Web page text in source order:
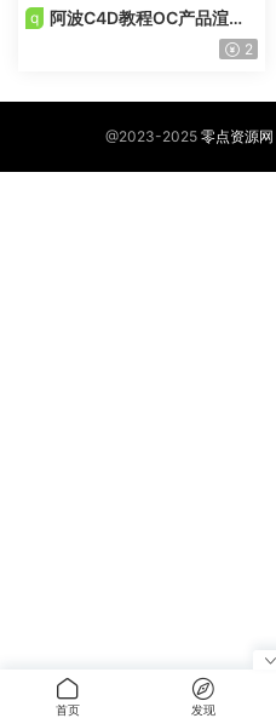
OC案例
q 阿波C4D教程OC产品渲染
第二期OC案例式电商渲染
2
@2023-2025 零点资源网
首页 发现